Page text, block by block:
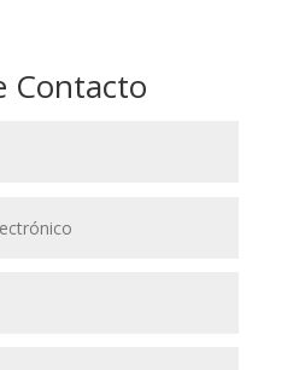
Contacto